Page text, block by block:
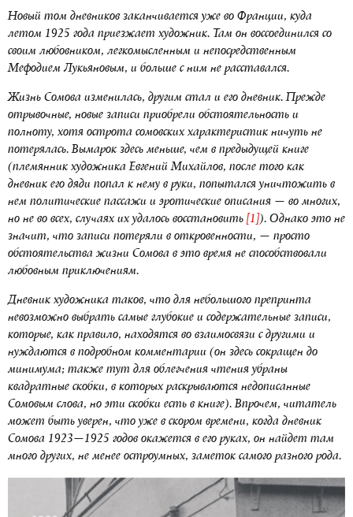
Новый том дневников заканчивается уже во Франции, куда
летом 1925 года приезжает художник. Там он воссоединился со
своим любовником, легкомысленным и непосредственным
Мефодием Лукьяновым, и больше с ним не расставался.
Жизнь Сомова изменилась, другим стал и его дневник. Прежде
отрывочные, новые записи приобрели обстоятельность и
полноту, хотя острота сомовских характеристик ничуть не
потерялась. Вымарок здесь меньше, чем в предыдущей книге
(племянник художника Евгений Михайлов, после того как
дневник его дяди попал к нему в руки, попытался уничтожить в
нем политические пассажи и эротические описания — во многих,
но не во всех, случаях их удалось восстановить [1]). Однако это не
значит, что записи потеряли в откровенности, — просто
обстоятельства жизни Сомова в это время не способствовали
любовным приключениям.
Дневник художника таков, что для небольшого препринта
невозможно выбрать самые глубокие и содержательные записи,
которые, как правило, находятся во взаимосвязи с другими и
нуждаются в подробном комментарии (он здесь сокращен до
минимума; также тут для облегчения чтения убраны
квадратные скобки, в которых раскрываются недописанные
Сомовым слова, но эти скобки есть в книге). Впрочем, читатель
может быть уверен, что уже в скором времени, когда дневник
Сомова 1923—1925 годов окажется в его руках, он найдет там
много других, не менее остроумных, заметок самого разного рода.